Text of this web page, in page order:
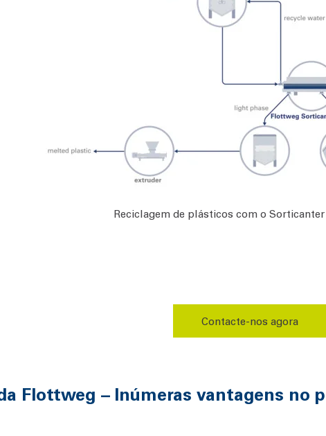
Reciclagem de plásticos com o
Contacte-nos agora
Flottweg – Inúmeras vantagens no